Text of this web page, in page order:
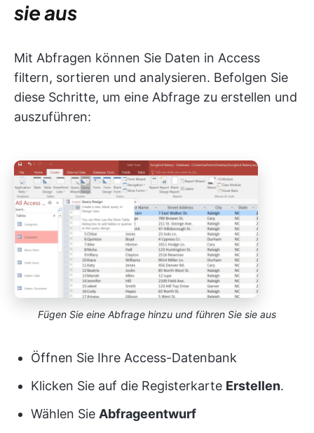
sie aus
Mit Abfragen können Sie Daten in Access
filtern, sortieren und analysieren. Befolgen Sie
diese Schritte, um eine Abfrage zu erstellen und
auszuführen:
Fügen Sie eine Abfrage hinzu und führen Sie sie aus
Öffnen Sie Ihre Access-Datenbank
Klicken Sie auf die Registerkarte Erstellen.
Wählen Sie Abfrageentwurf